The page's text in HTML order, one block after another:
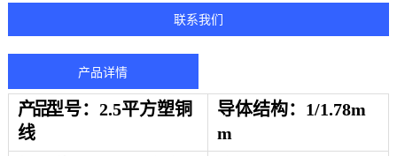
联系我们
产品详情
产品型号： 2.5平方塑铜
线
导体结构： 1/1.78m
m